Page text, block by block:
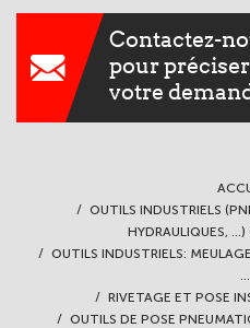
Contactez-
pour préciser
votre
OUTILS INDUSTRIELS
HYDRAULIQUES,
OUTILS INDUSTRIELS:
...
RIVETAGE ET POSE
OUTILS DE POSE